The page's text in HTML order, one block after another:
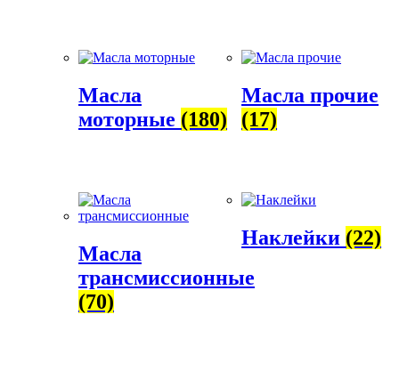
Масла
моторные (180)
Масла прочие
(17)
Масла
трансмиссионные
(70)
Наклейки (22)